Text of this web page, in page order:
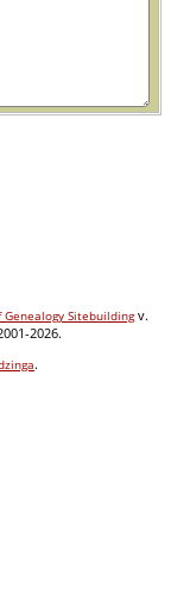
Sitebuildingv.
2026.
.